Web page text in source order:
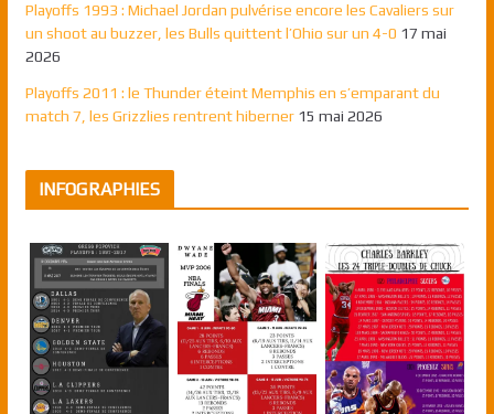
Playoffs 1993 : Michael Jordan pulvérise encore les Cavaliers sur
un shoot au buzzer, les Bulls quittent l’Ohio sur un 4-0 17 mai
2026
Playoffs 2011 : le Thunder éteint Memphis en s’emparant du
match 7, les Grizzlies rentrent hiberner 15 mai 2026
INFOGRAPHIES